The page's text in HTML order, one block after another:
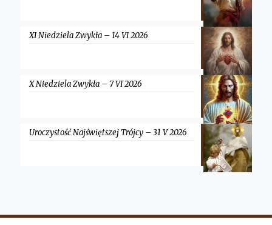
XI Niedziela Zwykła – 14 VI 2026
X Niedziela Zwykła – 7 VI 2026
Uroczystość Najświętszej Trójcy – 31 V 2026